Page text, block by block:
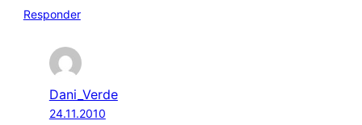
Responder
Dani_Verde
24.11.2010